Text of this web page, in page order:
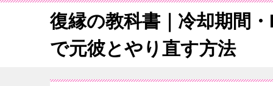
復縁の教科書｜冷却期間
で元彼とやり直す方法